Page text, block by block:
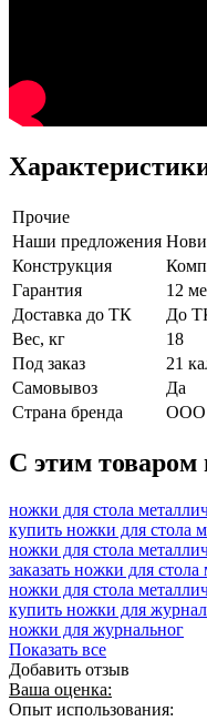
Прочие
Наши предложения
Конструкция
Гарантия
12
Доставка до ТК
До
Вес, кг
18
Под заказ
21
Самовывоз
Да
Страна бренда
ООО
C этим товаром
ножки для стола
купить ножки для стола
ножки для стола
заказать ножки для стола
ножки для стола
купить ножки для
ножки для журнальног
Показать все
Добавить отзыв
Ваша оценка:
Опыт использования: